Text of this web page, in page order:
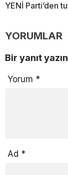
YENİ Parti’den
YORUMLAR
Bir yanıt yazın
Yorum *
Ad *